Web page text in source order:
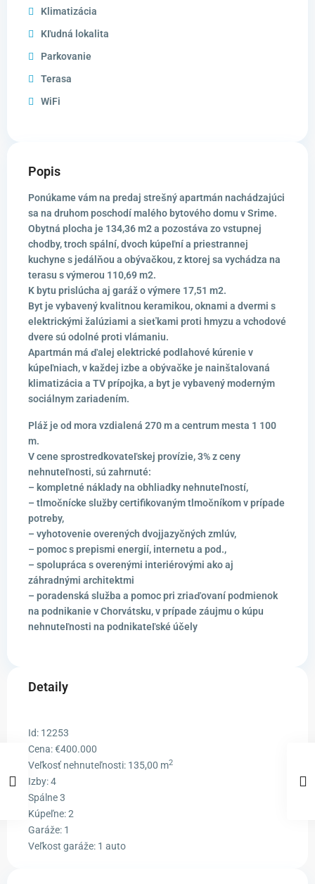
Klimatizácia
Kľudná lokalita
Parkovanie
Terasa
WiFi
Popis
Ponúkame vám na predaj strešný apartmán nachádzajúci
sa na druhom poschodí malého bytového domu v Srime.
Obytná plocha je 134,36 m2 a pozostáva zo vstupnej
chodby, troch spální, dvoch kúpeľní a priestrannej
kuchyne s jedálňou a obývačkou, z ktorej sa vychádza na
terasu s výmerou 110,69 m2.
K bytu prislúcha aj garáž o výmere 17,51 m2.
Byt je vybavený kvalitnou keramikou, oknami a dvermi s
elektrickými žalúziami a sieťkami proti hmyzu a vchodové
dvere sú odolné proti vlámaniu.
Apartmán má ďalej elektrické podlahové kúrenie v
kúpeľniach, v každej izbe a obývačke je nainštalovaná
klimatizácia a TV prípojka, a byt je vybavený moderným
sociálnym zariadením.
Pláž je od mora vzdialená 270 m a centrum mesta 1 100
m.
V cene sprostredkovateľskej provízie, 3% z ceny
nehnuteľnosti, sú zahrnuté:
– kompletné náklady na obhliadky nehnuteľností,
– tlmočnícke služby certifikovaným tlmočníkom v prípade
potreby,
– vyhotovenie overených dvojjazyčných zmlúv,
– pomoc s prepismi energií, internetu a pod.,
– spolupráca s overenými interiérovými ako aj
záhradnými architektmi
– poradenská služba a pomoc pri zriaďovaní podmienok
na podnikanie v Chorvátsku, v prípade záujmu o kúpu
nehnuteľnosti na podnikateľské účely
Detaily
Id: 12253
Cena:€400.000
Veľkosť nehnuteľnosti: 135,00 m2
Izby:4
Spálne3
Kúpeľne:2
Garáže: 1
Veľkost garáže: 1 auto